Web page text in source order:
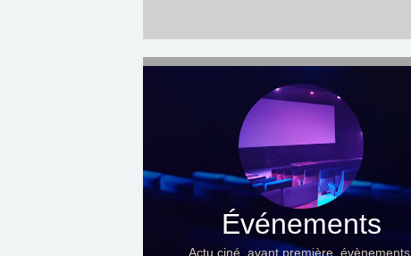
Événements
Actu ciné, avant première, évènements,